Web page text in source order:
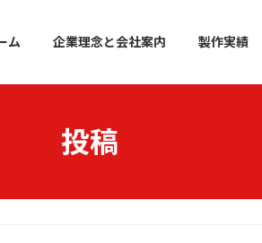
ム 企業理念と会社案内 製作実績
投稿